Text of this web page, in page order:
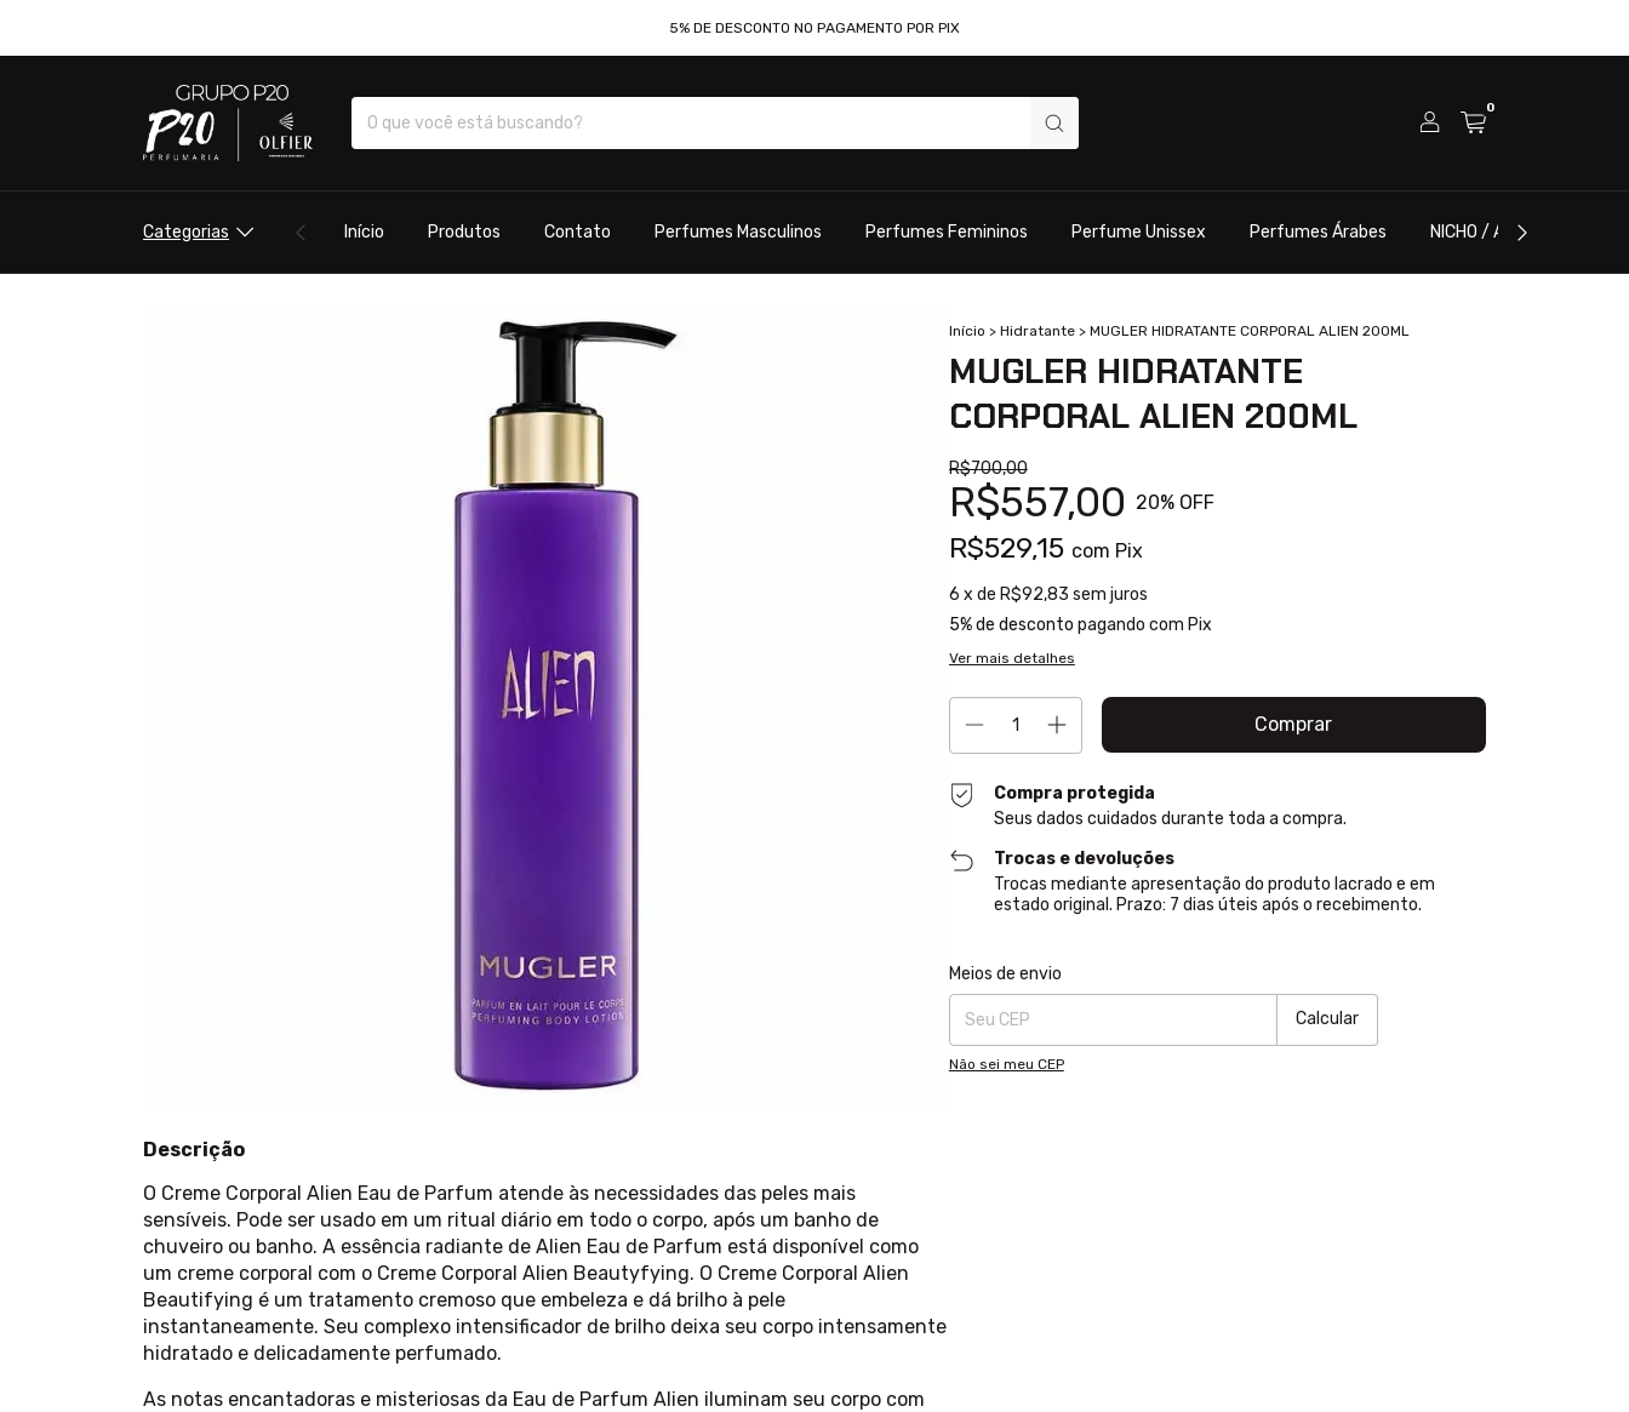
5% DE DESCONTO NO PAGAMENTO POR PIX
0
Categorias Início Produtos Contato Perfumes Masculinos Perfumes Femininos Perfume Unissex Perfumes Árabes NICHO / ALTA
Início > Hidratante > MUGLER HIDRATANTE CORPORAL ALIEN 200ML
MUGLER HIDRATANTE
CORPORAL ALIEN 200ML
R$700,00
R$557,00 20% OFF
R$529,15 com Pix
6 x de R$92,83 sem juros
5% de desconto pagando com Pix
Ver mais detalhes
Compra protegida
Seus dados cuidados durante toda a compra.
Trocas e devoluções
Trocas mediante apresentação do produto lacrado e em
estado original. Prazo: 7 dias úteis após o recebimento.
Entregas para o CEP:
Meios de envio
Calcular
Não sei meu CEP
Descrição
O Creme Corporal Alien Eau de Parfum atende às necessidades das peles mais
sensíveis. Pode ser usado em um ritual diário em todo o corpo, após um banho de
chuveiro ou banho. A essência radiante de Alien Eau de Parfum está disponível como
um creme corporal com o Creme Corporal Alien Beautyfying. O Creme Corporal Alien
Beautifying é um tratamento cremoso que embeleza e dá brilho à pele
instantaneamente. Seu complexo intensificador de brilho deixa seu corpo intensamente
hidratado e delicadamente perfumado.
As notas encantadoras e misteriosas da Eau de Parfum Alien iluminam seu corpo com